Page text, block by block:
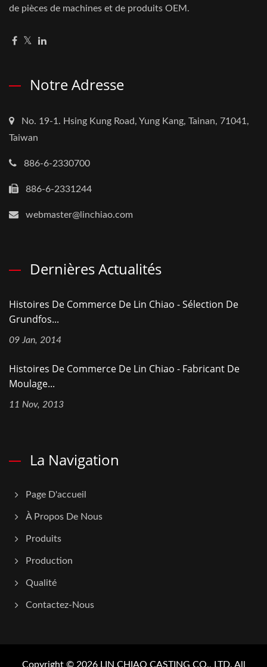
de pièces de machines et de produits OEM.
Notre Adresse
No. 19-1. Hsing Kung Road, Yung Kang, Tainan, 71041,
Taiwan
886-6-2330700
886-6-2331244
webmaster@linchiao.com
Dernières Actualités
Histoires De Commerce De Lin Chiao - Sélection De
Grundfos...
09 Jan, 2014
Histoires De Commerce De Lin Chiao - Fabricant De
Moulage...
11 Nov, 2013
La Navigation
Page D'accueil
À Propos De Nous
Produits
Production
Qualité
Contactez-Nous
Copyright © 2026 LIN CHIAO CASTING CO., LTD. All